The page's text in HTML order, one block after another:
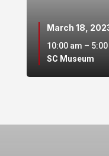
March 18,
10:00 am –
SC Museum